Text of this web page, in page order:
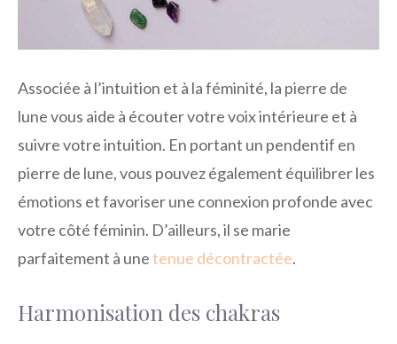
Associée à l’intuition et à la féminité, la pierre de
lune vous aide à écouter votre voix intérieure et à
suivre votre intuition. En portant un pendentif en
pierre de lune, vous pouvez également équilibrer les
émotions et favoriser une connexion profonde avec
votre côté féminin. D’ailleurs, il se marie
parfaitement à unetenue décontractée.
Harmonisation des chakras